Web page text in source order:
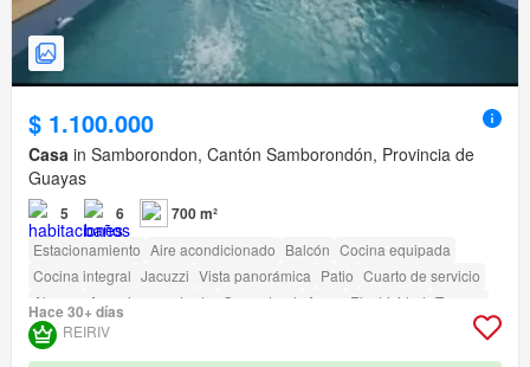
$ 1.100.000
Casa in Samborondon, Cantón Samborondón, Provincia de
Guayas
5 6 700 m²
Estacionamiento Aire acondicionado Balcón Cocina equipada
Cocina integral Jacuzzi Vista panorámica Patio Cuarto de servicio
Alarma
Armario empotrado Gas natural Agua Electricidad Terraza
Seguridad
Garita de guardianía
Hace 30+ días
REIRIV